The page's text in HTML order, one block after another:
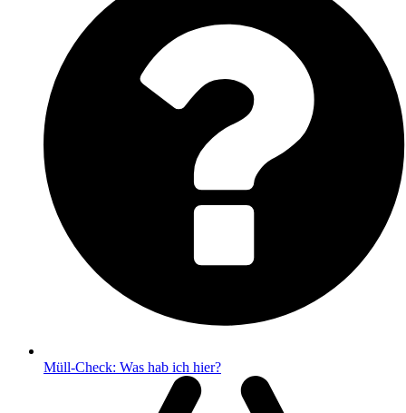
Müll-Check: Was hab ich hier?